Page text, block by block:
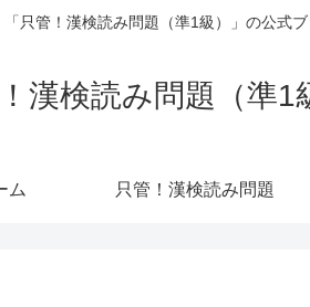
「只管！漢検読み問題（準1級）」の公式ブ
漢検読み問題（準1
ム 只管！漢検読み問題